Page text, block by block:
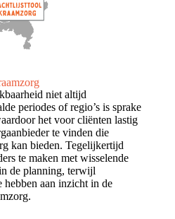
niet altijd
periodes of regio’s is sprake
het voor cliënten lastig
te vinden die
kan bieden. Tegelijkertijd
te maken met wisselende
de planning, terwijl
hebben aan inzicht in de